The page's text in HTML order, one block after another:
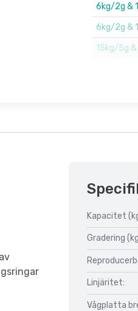
6kg/2g &
6kg/2g &
15kg/5g
Kapacitet
Gradering
Linjäritet:
Vågplatta